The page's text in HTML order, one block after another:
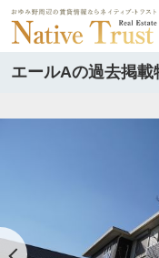
エールAの過去掲載